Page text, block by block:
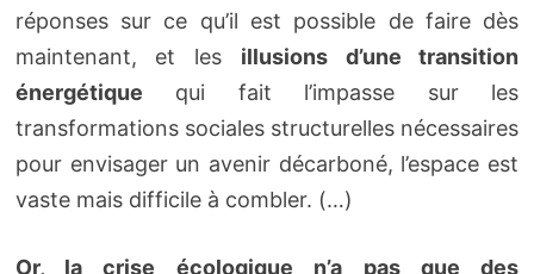
réponses sur ce qu’il est possible de faire dès
maintenant, et les illusions d’une transition
énergétique qui fait l’impasse sur les
transformations sociales structurelles nécessaires
pour envisager un avenir décarboné, l’espace est
vaste mais difficile à combler. (…)
Or, la crise écologique n’a pas que des